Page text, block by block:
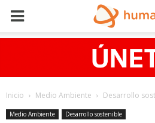
Inicio Medio Ambiente Desarrollo
Medio Ambiente Desarrollo sostenible